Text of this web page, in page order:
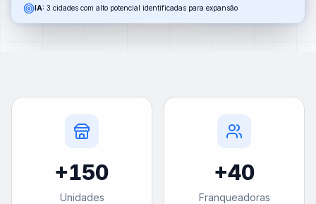
IA: 3 cidades com alto potencial identificadas para expansão
+150
Unidades
+40
Franqueadoras